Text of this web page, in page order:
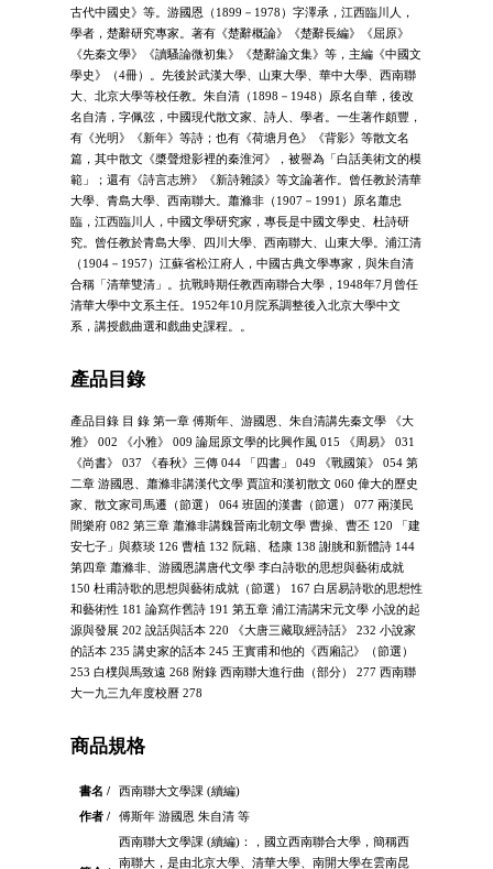
古代中國史》等。游國恩（1899－1978）字澤承，江西臨川人，
學者，楚辭研究專家。著有《楚辭概論》《楚辭長編》《屈原》
《先秦文學》《讀騷論微初集》《楚辭論文集》等，主編《中國文
學史》（4冊）。先後於武漢大學、山東大學、華中大學、西南聯
大、北京大學等校任教。朱自清（1898－1948）原名自華，後改
名自清，字佩弦，中國現代散文家、詩人、學者。一生著作頗豐，
有《光明》《新年》等詩；也有《荷塘月色》《背影》等散文名
篇，其中散文《槳聲燈影裡的秦淮河》，被譽為「白話美術文的模
範」；還有《詩言志辨》《新詩雜談》等文論著作。曾任教於清華
大學、青島大學、西南聯大。蕭滌非（1907－1991）原名蕭忠
臨，江西臨川人，中國文學研究家，專長是中國文學史、杜詩研
究。曾任教於青島大學、四川大學、西南聯大、山東大學。浦江清
（1904－1957）江蘇省松江府人，中國古典文學專家，與朱自清
合稱「清華雙清」。抗戰時期任教西南聯合大學，1948年7月曾任
清華大學中文系主任。1952年10月院系調整後入北京大學中文
系，講授戲曲選和戲曲史課程。。
產品目錄
產品目錄 目 錄 第一章 傅斯年、游國恩、朱自清講先秦文學 《大
雅》 002 《小雅》 009 論屈原文學的比興作風 015 《周易》 031
《尚書》 037 《春秋》三傳 044 「四書」 049 《戰國策》 054 第
二章 游國恩、蕭滌非講漢代文學 賈誼和漢初散文 060 偉大的歷史
家、散文家司馬遷（節選） 064 班固的漢書（節選） 077 兩漢民
間樂府 082 第三章 蕭滌非講魏晉南北朝文學 曹操、曹丕 120 「建
安七子」與蔡琰 126 曹植 132 阮籍、嵇康 138 謝朓和新體詩 144
第四章 蕭滌非、游國恩講唐代文學 李白詩歌的思想與藝術成就
150 杜甫詩歌的思想與藝術成就（節選） 167 白居易詩歌的思想性
和藝術性 181 論寫作舊詩 191 第五章 浦江清講宋元文學 小說的起
源與發展 202 說話與話本 220 《大唐三藏取經詩話》 232 小說家
的話本 235 講史家的話本 245 王實甫和他的《西廂記》（節選）
253 白樸與馬致遠 268 附錄 西南聯大進行曲（部分） 277 西南聯
大一九三九年度校曆 278
商品規格
書名 /
西南聯大文學課 (續編)
作者 /
傅斯年 游國恩 朱自清 等
西南聯大文學課 (續編)：，國立西南聯合大學，簡稱西
南聯大，是由北京大學、清華大學、南開大學在雲南昆